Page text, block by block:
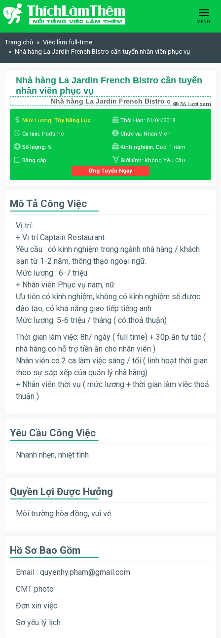
Skip to content
MENU
Trang chủ
Việc làm full-time
Nhà hàng La Jardin French Bistro cần tuyển nhân viên phục vụ
Nhà hàng La Jardin French Bistro cần tuyển
nhân viên phục vụ
Nhà hàng La Jardin French Bistro c 56 Lượt xem
Mức Lương: Tùy Năng Lực Thời Hạn: 01/04/2018
Ca làm: Parttime Chức vụ: Nhân Viên
Số lượng: 5 Kinh nghiệm: Dưới 1 năm
Bằng cấp: Giới tính: Không Yêu Cầu
Ứng Tuyển Ngay
Mô Tả Công Việc
Vị trí:
+ Vị trí Captain Restaurant
Yêu cầu : có kinh nghiệm trong ngành nhà hàng / khách
sạn từ 1-2 năm, thông thạo ngoại ngữ.
Mức lương : 6-7 triệu
+ Nhân viên Phục vụ nam, nữ
Ưu tiên có kinh nghiệm, không có kinh nghiệm sẽ được
đào tạo, có khả năng giao tiếp tiếng anh.
Mức lương: 5-6 triệu / tháng ( có thoả thuận)
Thời gian làm việc: 8h/ ngày ( full time) + 30p ăn tự túc (
nhà hàng có hỗ trợ tiền ăn cho nhân viên )
Nhân viên có 2 ca làm việc sáng / tối ( linh hoạt thời gian
theo sự sắp xếp của quản lý nhà hàng)
+ Nhân viên thời vụ ( mức lương + thời gian làm việc thoả
thuận )
Yêu Cầu Công Việc
Nhanh nhẹn, nhiệt tình
Quyền Lợi Được Hưởng
Môi trường hòa đồng, vui vẻ
Hồ Sơ Bao Gồm
Email : quyenhy.pham@gmail.com
CMT photo
Đơn xin việc
Sơ yếu lý lịch